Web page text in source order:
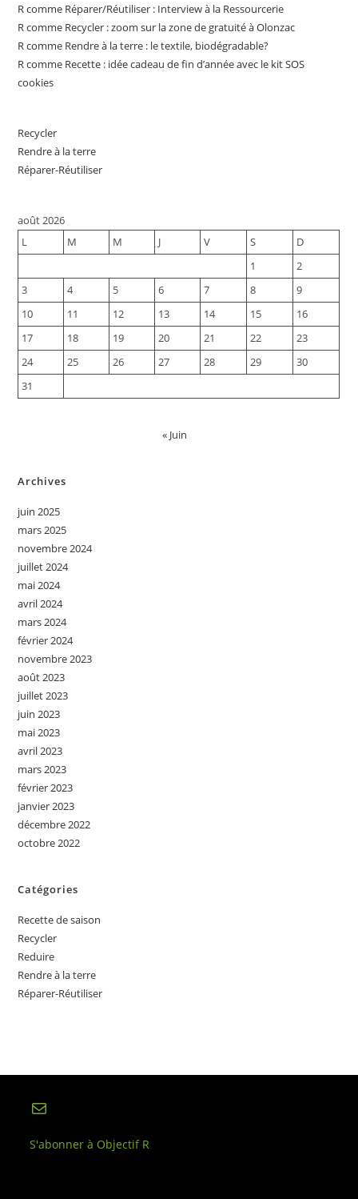
R comme Réparer/Réutiliser : Interview à la Ressourcerie
R comme Recycler : zoom sur la zone de gratuité à Olonzac
R comme Rendre à la terre : le textile, biodégradable?
R comme Recette : idée cadeau de fin d’année avec le kit SOS
cookies
Recycler
Rendre à la terre
Réparer-Réutiliser
août 2026
L
M M J V S
D
1
2
3
4 5 6 7 8
9
10
11 12 13 14 15
16
17
18 19 20 21 22
23
24
25 26 27 28 29
30
31
« Juin
Archives
juin 2025
mars 2025
novembre 2024
juillet 2024
mai 2024
avril 2024
mars 2024
février 2024
novembre 2023
août 2023
juillet 2023
juin 2023
mai 2023
avril 2023
mars 2023
février 2023
janvier 2023
décembre 2022
octobre 2022
Catégories
Recette de saison
Recycler
Reduire
Rendre à la terre
Réparer-Réutiliser
E-mail
S'abonner à Objectif R